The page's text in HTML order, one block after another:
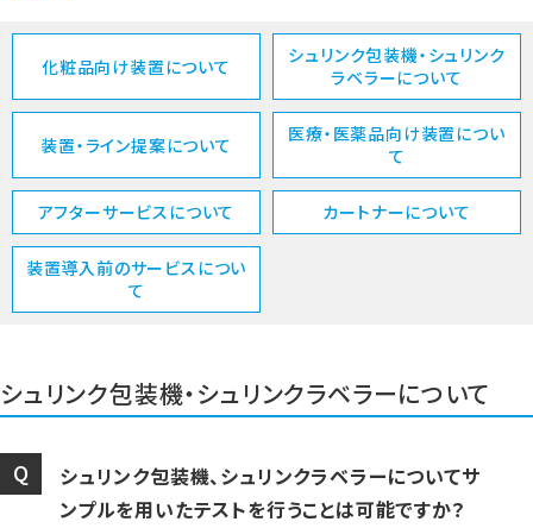
化粧品向け装置について
シュリンク包装機・シュリンク
ラベラーについて
装置・ライン提案について
医療・医薬品向け装置につい
て
アフターサービスについて カートナーについて
装置導入前のサービスについ
て
シュリンク包装機・シュリンクラベラーについて
シュリンク包装機、シュリンクラベラーについてサ
ンプルを用いたテストを行うことは可能ですか？